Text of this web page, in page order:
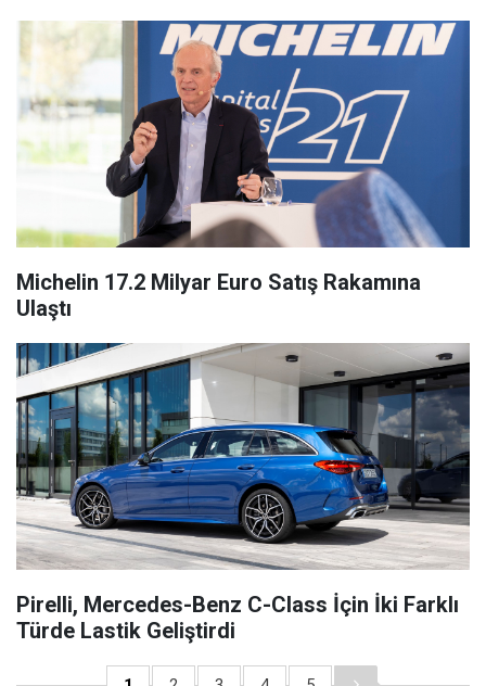
Michelin 17.2 Milyar Euro Satış Rakamına
Ulaştı
Pirelli, Mercedes-Benz C-Class İçin İki Farklı
Türde Lastik Geliştirdi